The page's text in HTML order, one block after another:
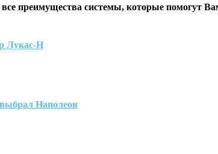
Лукас-Н
Наполеон
все преимущества системы, которые помогут